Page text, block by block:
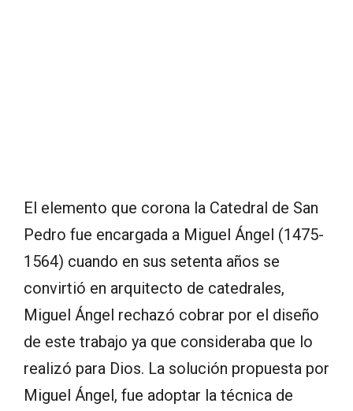
El elemento que corona la Catedral de San
Pedro fue encargada a Miguel Ángel (1475-
1564) cuando en sus setenta años se
convirtió en arquitecto de catedrales,
Miguel Ángel rechazó cobrar por el diseño
de este trabajo ya que consideraba que lo
realizó para Dios. La solución propuesta por
Miguel Ángel, fue adoptar la técnica de